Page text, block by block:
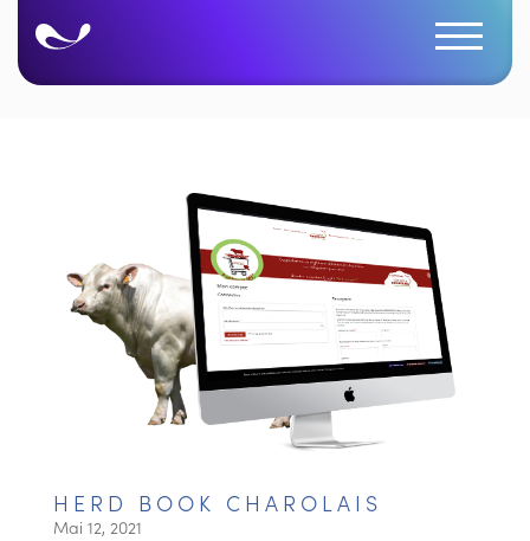
HERD BOOK CHAROLAIS
Mai 12, 2021